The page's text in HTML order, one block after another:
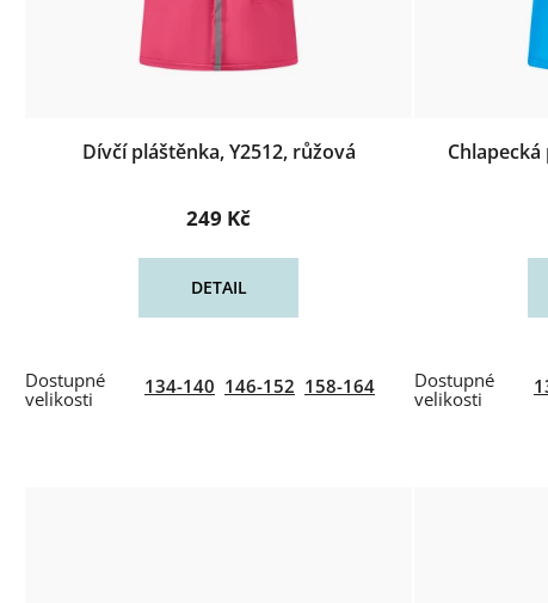
Dívčí pláštěnka, Y2512, růžová
249 Kč
DETAIL
134-140 146-152 158-164